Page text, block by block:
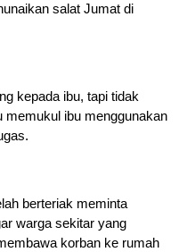
salat Jumat di
kepada ibu, tapi tidak
memukul ibu menggunakan
berteriak meminta
warga sekitar yang
korban ke rumah